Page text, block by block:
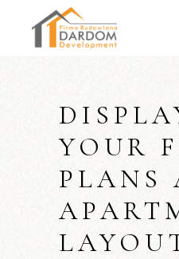
YOUR
PLANS